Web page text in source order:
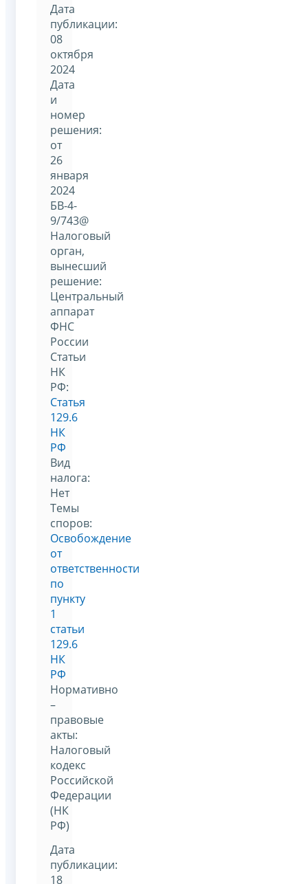
Дата
публикации:
08
октября
2024
Дата
и
номер
решения:
от
26
января
2024
БВ-4-
9/743@
Налоговый
орган,
вынесший
решение:
Центральный
аппарат
ФНС
России
Статьи
НК
РФ:
Статья
129.6
НК
РФ
Вид
налога:
Нет
Темы
споров:
Освобождение
от
ответственности
по
пункту
1
статьи
129.6
НК
РФ
Нормативно
–
правовые
акты:
Налоговый
кодекс
Российской
Федерации
(НК
РФ)
Дата
публикации:
18